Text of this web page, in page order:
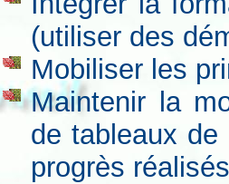
(utiliser des
Mobiliser les
Maintenir la
de tableaux
progrès réalisés